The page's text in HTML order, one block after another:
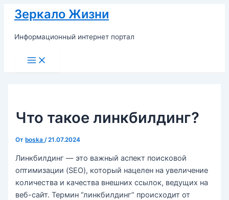
Перейти
содержимому
Зеркало Жизни
Информационный интернет портал
Main
Menu
Что такое линкбилдинг?
От boska/21.07.2024
Линкбилдинг — это важный аспект поисковой
оптимизации (SEO), который нацелен на увеличение
количества и качества внешних ссылок, ведущих на
веб-сайт. Термин “линкбилдинг” происходит от